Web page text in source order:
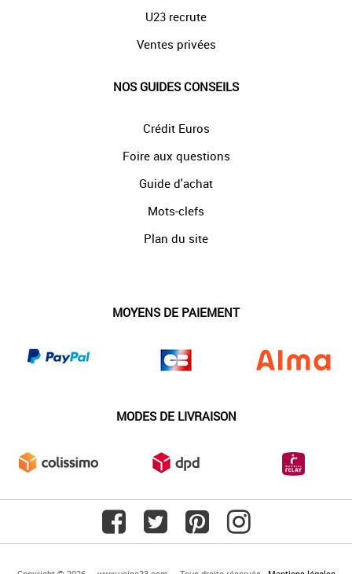
U23 recrute
Ventes privées
NOS GUIDES CONSEILS
Crédit Euros
Foire aux questions
Guide d'achat
Mots-clefs
Plan du site
MOYENS DE PAIEMENT
MODES DE LIVRAISON